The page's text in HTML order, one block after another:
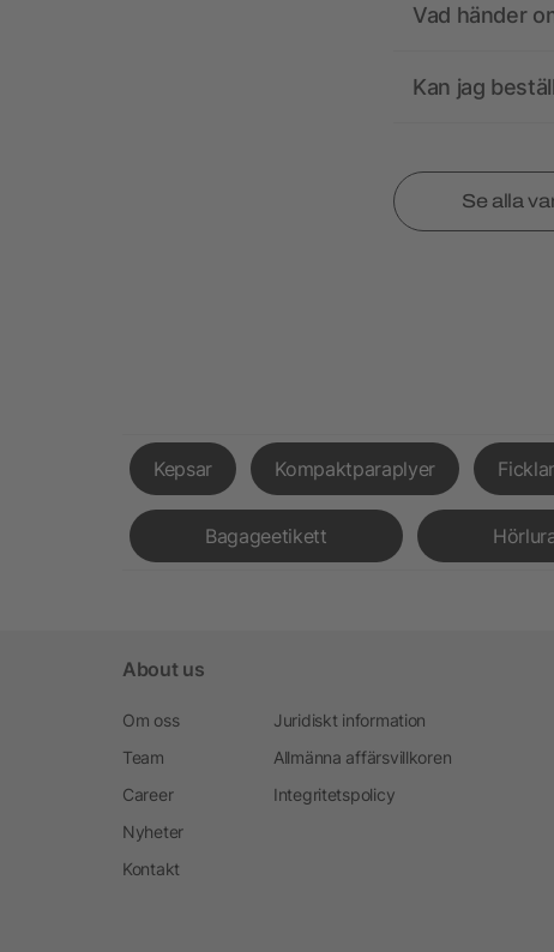
Vad händer
Kan jag
Se alla
Kepsar Kompaktparaplyer
Bagageetikett
About us
Om oss
Team
Career
Nyheter
Kontakt
Juridiskt information
Allmänna affärsvillkoren
Integritetspolicy